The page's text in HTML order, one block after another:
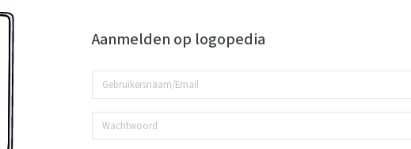
Aanmelden op logopedia